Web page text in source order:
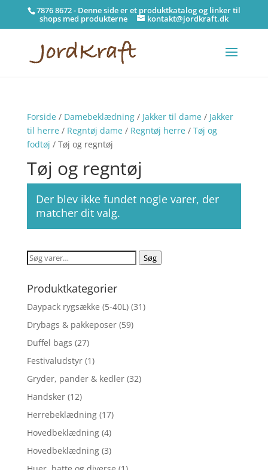
7876 8672 - Denne side er et produktkatalog og linker til
shops med produkterne kontakt@jordkraft.dk
Forside/ Damebeklædning/ Jakker til dame/ Jakker
til herre/ Regntøj dame/ Regntøj herre/ Tøj og
fodtøj / Tøj og regntøj
Tøj og regntøj
Der blev ikke fundet nogle varer, der
matcher dit valg.
Søg
Søg
Produktkategorier
Daypack rygsække (5-40L) (31)
Drybags & pakkeposer (59)
Duffel bags (27)
Festivaludstyr (1)
Gryder, pander & kedler (32)
Handsker (12)
Herrebeklædning (17)
Hovedbeklædning (4)
Hovedbeklædning (3)